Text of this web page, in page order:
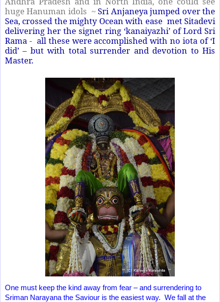
huge Hanuman idols ~Sri Anjaneya jumped over the
Sea, crossed the mighty Ocean with ease met Sitadevi
delivering her the signet ring ‘kanaiyazhi’ of Lord Sri
Rama - all these were accomplished with no iota of ‘I
did’ – but with total surrender and devotion to His
Master.
One must keep the kind away from fear – and surrendering to
Sriman Narayana the Saviour is the easiest way. We fall at the